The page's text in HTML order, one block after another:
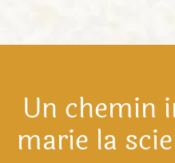
Un chemin
marie la